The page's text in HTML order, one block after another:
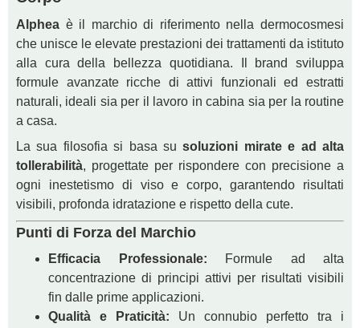
Alphea è il marchio di riferimento nella dermocosmesi
che unisce le elevate prestazioni dei trattamenti da istituto
alla cura della bellezza quotidiana. Il brand sviluppa
formule avanzate ricche di attivi funzionali ed estratti
naturali, ideali sia per il lavoro in cabina sia per la routine
a casa.
La sua filosofia si basa susoluzioni mirate e ad alta
tollerabilità, progettate per rispondere con precisione a
ogni inestetismo di viso e corpo, garantendo risultati
visibili, profonda idratazione e rispetto della cute.
Punti di Forza del Marchio
Efficacia Professionale: Formule ad alta
concentrazione di principi attivi per risultati visibili
fin dalle prime applicazioni.
Qualità e Praticità: Un connubio perfetto tra i